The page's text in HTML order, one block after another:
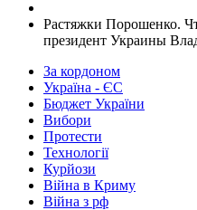
​Растяжки Порошенко.
президент Украины
За кордоном
Україна - ЄС
Бюджет України
Вибори
Протести
Технології
Курйози
Війна в Криму
Війна з рф